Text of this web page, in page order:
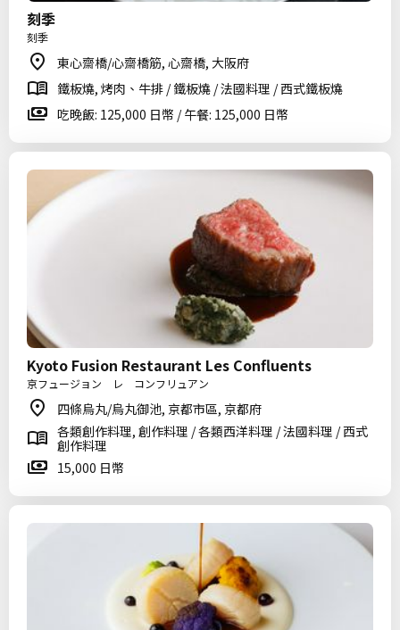
刻季
刻季
東心齋橋/心齋橋筋, 心齋橋, 大阪府
鐵板燒, 烤肉、牛排 / 鐵板燒 / 法國料理 / 西式鐵板燒
吃晚飯: 125,000 日幣 / 午餐: 125,000 日幣
Kyoto Fusion Restaurant Les Confluents
京フュージョン レ コンフリュアン
四條烏丸/烏丸御池, 京都市區, 京都府
各類創作料理, 創作料理 / 各類西洋料理 / 法國料理 / 西式
創作料理
15,000 日幣